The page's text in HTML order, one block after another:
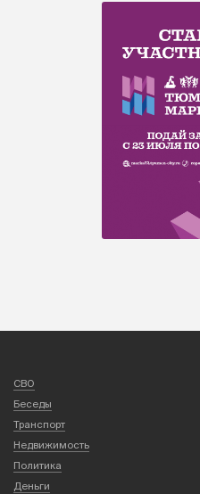
СВО
Беседы
Транспорт
Недвижимость
Политика
Деньги